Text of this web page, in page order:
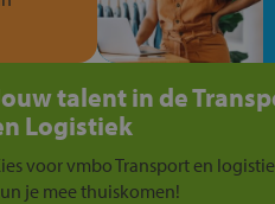
talent in de
Logistiek
voor vmbo Transport en
je mee thuiskomen!